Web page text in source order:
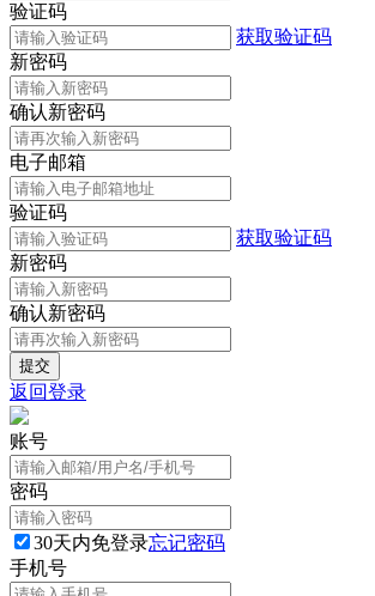
验证码
获取验证码
新密码
确认新密码
电子邮箱
验证码
获取验证码
新密码
确认新密码
返回登录
账号
密码
30天内免登录忘记密码
手机号